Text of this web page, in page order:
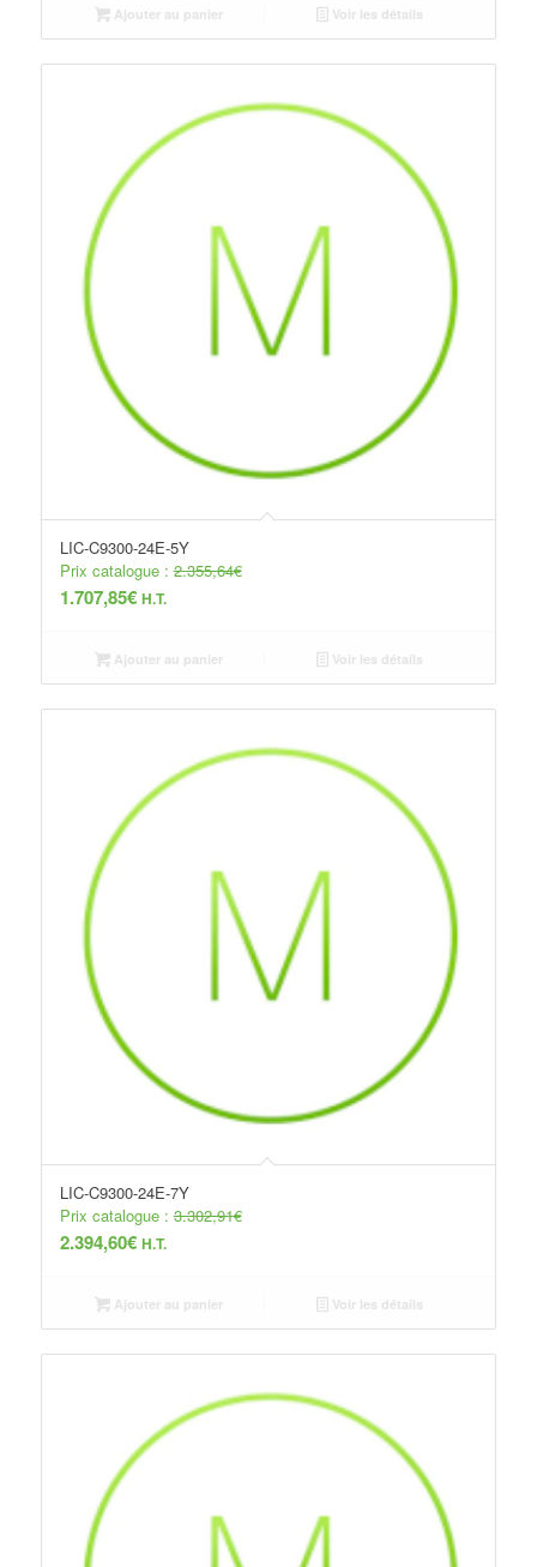
Ajouter au panier Voir les détails
LIC-C9300-24E-5Y
Prix catalogue :2.355,64€
1.707,85€ H.T.
Ajouter au panier Voir les détails
LIC-C9300-24E-7Y
Prix catalogue :3.302,91€
2.394,60€ H.T.
Ajouter au panier Voir les détails